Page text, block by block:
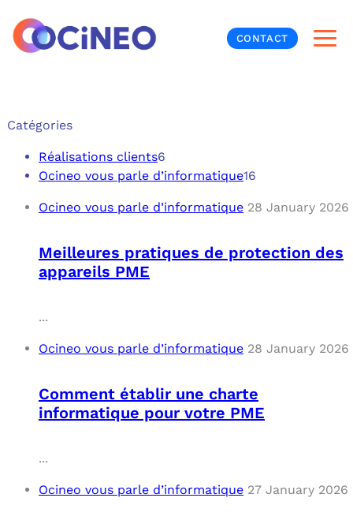
CONTACT
Catégories
Réalisations clients6
Ocineo vous parle d’informatique16
Ocineo vous parle d’informatique 28 January 2026
Meilleures pratiques de protection des
appareils PME
...
Ocineo vous parle d’informatique 28 January 2026
Comment établir une charte
informatique pour votre PME
...
Ocineo vous parle d’informatique 27 January 2026